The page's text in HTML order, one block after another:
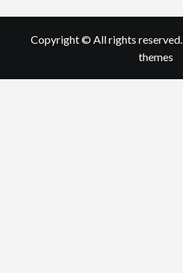
Copyright © All rights reserved.
themes